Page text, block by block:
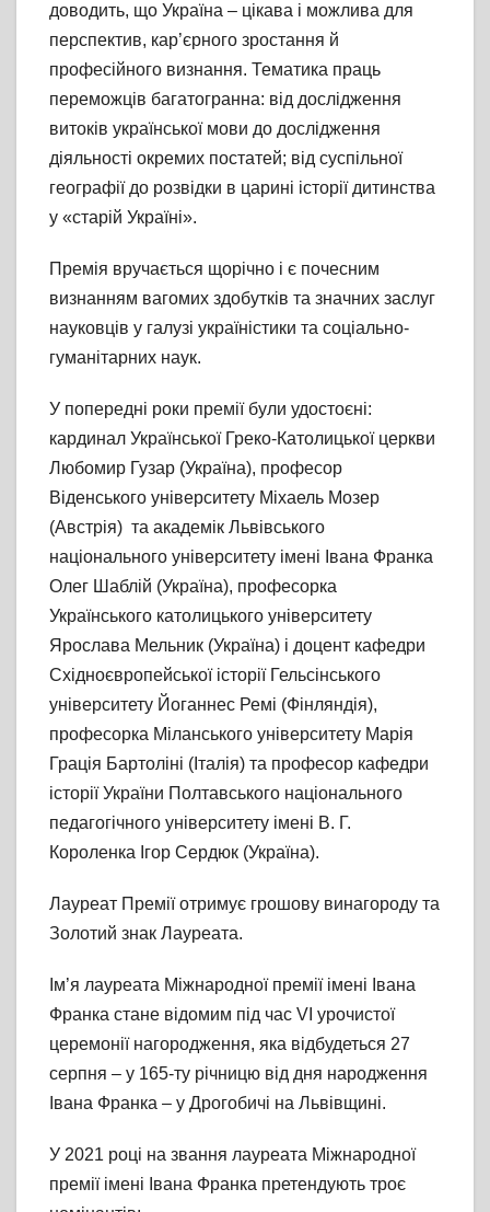
доводить, що Україна – цікава і можлива для
перспектив, кар’єрного зростання й
професійного визнання. Тематика праць
переможців багатогранна: від дослідження
витоків української мови до дослідження
діяльності окремих постатей; від суспільної
географії до розвідки в царині історії дитинства
у «старій Україні».
Премія вручається щорічно і є почесним
визнанням вагомих здобутків та значних заслуг
науковців у галузі україністики та соціально-
гуманітарних наук.
У попередні роки премії були удостоєні:
кардинал Української Греко-Католицької церкви
Любомир Гузар (Україна), професор
Віденського університету Міхаель Мозер
(Австрія) та академік Львівського
національного університету імені Івана Франка
Олег Шаблій (Україна), професорка
Українського католицького університету
Ярослава Мельник (Україна) і доцент кафедри
Східноєвропейської історії Гельсінського
університету Йоганнес Ремі (Фінляндія),
професорка Міланського університету Марія
Грація Бартоліні (Італія) та професор кафедри
історії України Полтавського національного
педагогічного університету імені В. Г.
Короленка Ігор Сердюк (Україна).
Лауреат Премії отримує грошову винагороду та
Золотий знак Лауреата.
Ім’я лауреата Міжнародної премії імені Івана
Франка стане відомим під час VІ урочистої
церемонії нагородження, яка відбудеться 27
серпня – у 165-ту річницю від дня народження
Івана Франка – у Дрогобичі на Львівщині.
У 2021 році на звання лауреата Міжнародної
премії імені Івана Франка претендують троє